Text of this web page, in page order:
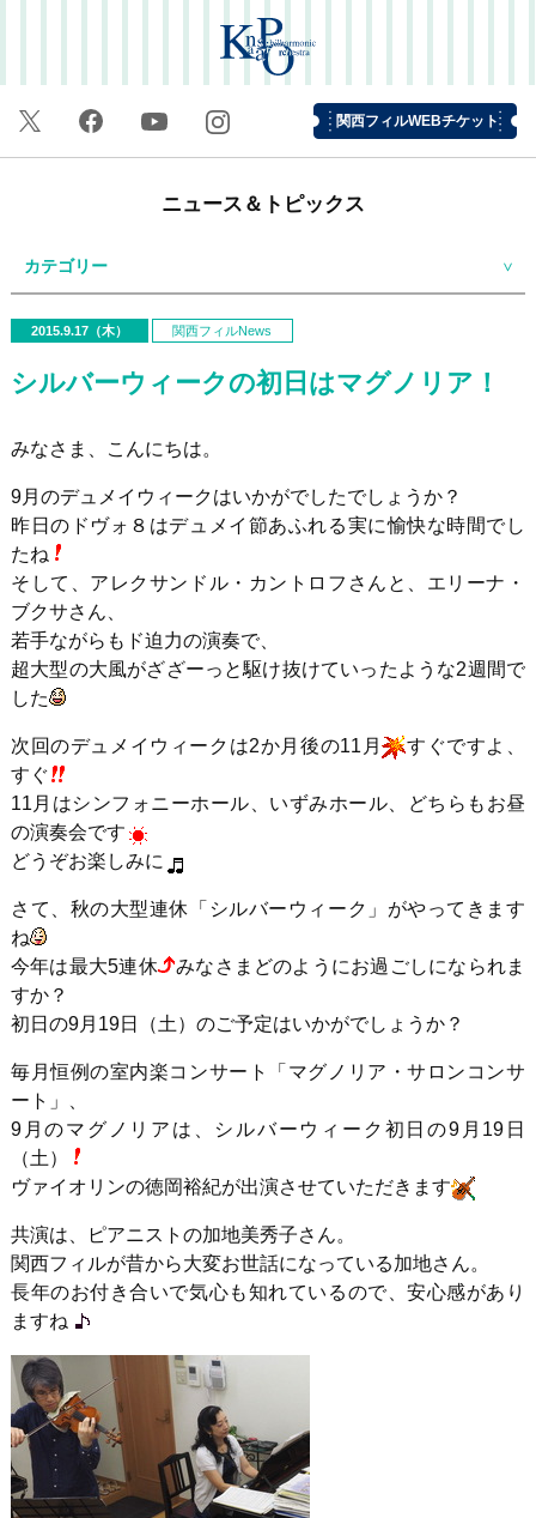
関西フィルWEBチケット
ニュース＆トピックス
カテゴリー
2015.9.17（木） 関西フィルNews
シルバーウィークの初日はマグノリア！
みなさま、こんにちは。
9月のデュメイウィークはいかがでしたでしょうか？
昨日のドヴォ８はデュメイ節あふれる実に愉快な時間でし
たね
そして、アレクサンドル・カントロフさんと、エリーナ・
ブクサさん、
若手ながらもド迫力の演奏で、
超大型の大風がざざーっと駆け抜けていったような2週間で
した
次回のデュメイウィークは2か月後の11月
すぐですよ、
すぐ
11月はシンフォニーホール、いずみホール、どちらもお昼
の演奏会です
どうぞお楽しみに
さて、秋の大型連休「シルバーウィーク」がやってきます
ね
今年は最大5連休
みなさまどのようにお過ごしになられま
すか？
初日の9月19日（土）のご予定はいかがでしょうか？
毎月恒例の室内楽コンサート「マグノリア・サロンコンサ
ート」、
9月のマグノリアは、シルバーウィーク初日の9月19日
（土）
ヴァイオリンの徳岡裕紀が出演させていただきます
共演は、ピアニストの加地美秀子さん。
関西フィルが昔から大変お世話になっている加地さん。
長年のお付き合いで気心も知れているので、安心感があり
ますね